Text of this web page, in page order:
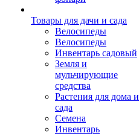
Товары для дачи и сада
Велосипеды
Велосипеды
Инвентарь садовый
Земля и
мульчирующие
средства
Растения для дома и
сада
Семена
Инвентарь